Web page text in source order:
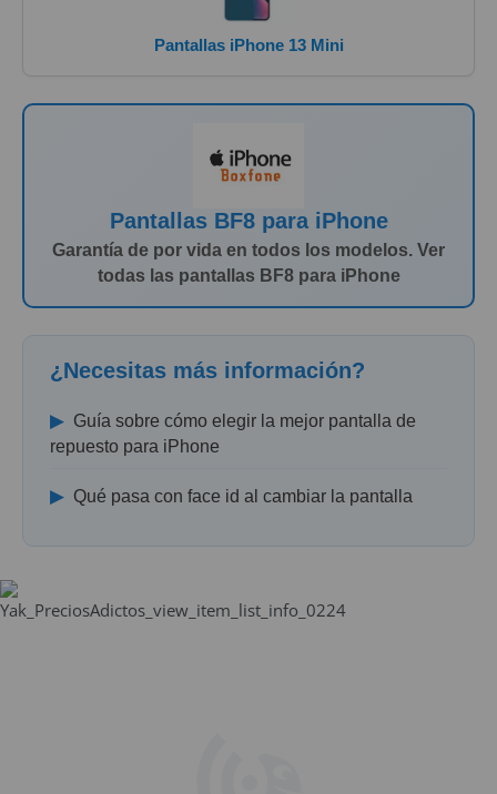
Pantallas iPhone 13 Mini
Pantallas BF8 para iPhone
Garantía de por vida en todos los modelos. Ver
todas las pantallas BF8 para iPhone
¿Necesitas más información?
▶ Guía sobre cómo elegir la mejor pantalla de
repuesto para iPhone
▶ Qué pasa con face id al cambiar la pantalla